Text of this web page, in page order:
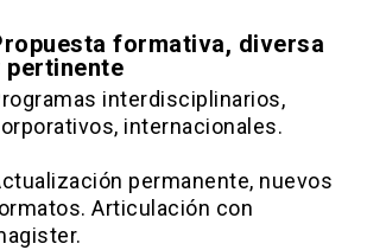
formativa, diversa
pertinente
interdisciplinarios,
internacionales.
permanente, nuevos
Articulación con